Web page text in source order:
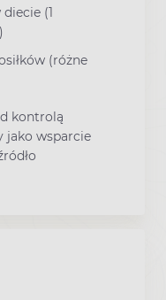
(1
(różne
kontrolą
jako wsparcie